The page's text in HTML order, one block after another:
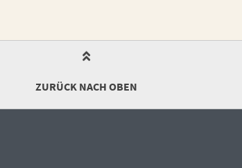
ZURÜCK NACH OBEN